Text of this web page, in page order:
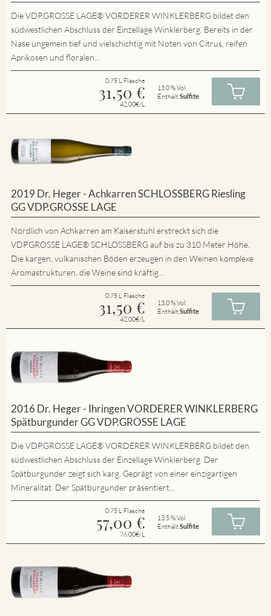
Die VDP.GROSSE LAGE® VORDERER WINKLERBERG bildet den
südwestlichen Abschluss der Einzellage Winklerberg. Bereits in der
Nase ungemein tief und vielschichtig mit Noten von Citrus, reifen
Aprikosen und floralen...
0.75 L Flasche
31,50 €
42.00€/L
13.0 % Vol
EnthältSulfite
2019 Dr. Heger - Achkarren SCHLOSSBERG Riesling
GG VDP.GROSSE LAGE
Nördlich von Achkarren am Kaiserstuhl erstreckt sich die
VDP.GROSSE LAGE® SCHLOSSBERG auf bis zu 310 Meter Höhe.
Die kargen, vulkanischen Böden erzeugen in den Weinen komplexe
Aromastrukturen, die Weine sind kräftig...
0.75 L Flasche
31,50 €
42.00€/L
13.0 % Vol
EnthältSulfite
2016 Dr. Heger - Ihringen VORDERER WINKLERBERG
Spätburgunder GG VDP.GROSSE LAGE
Die VDP.GROSSE LAGE® VORDERER WINKLERBERG bildet den
südwestlichen Abschluss der Einzellage Winklerberg. Der
Spätburgunder zeigt sich karg. Geprägt von einer einzigartigen
Mineralität. Der Spätburgunder präsentiert...
0.75 L Flasche
57,00 €
76.00€/L
13.5 % Vol
EnthältSulfite